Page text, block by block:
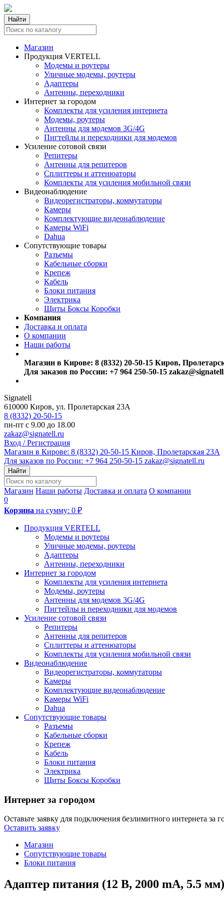
Найти
Магазин
Продукция VERTELL
Модемы и роутеры
Уличные модемы, роутеры
Адаптеры
Антенны, переходники
Интернет за городом
Комплекты для усиления интернета
Модемы, роутеры
Антенны для модемов 3G/4G
Пигтейлы и переходники для модемов
Усиление сотовой связи
Репитеры
Антенны для репитеров
Сплиттеры и аттенюаторы
Комплекты для усиления мобильной связи
Видеонаблюдение
Видеорегистраторы, коммутаторы
Камеры
Комплектующие видеонаблюдение
Камеры WiFi
Dahua
Сопутствующие товары
Разъемы
Кабельные сборки
Крепеж
Кабель
Блоки питания
Электрика
Щиты Боксы Коробки
Компания
Доставка и оплата
О компании
Наши работы
Магазин в Кирове: 8 (8332) 20-50-15 Киров,
Для заказов по России: +7 964 250-50-15
Signatell
610000 Киров, ул. Пролетарская 23А
8 (8332) 20-50-15
пн-пт с 9.00 до 18.00
zakaz@signatell.ru
Вход / Регистрация
Магазин в Кирове: 8 (8332) 20-50-15 Киров, Пролетарская 23А
Для заказов по России: +7 964 250-50-15 zakaz@signatell.ru
Найти
Магазин Наши работы Доставка и оплата О компании
0
Корзина на сумму: 0 ₽
Продукция VERTELL
Модемы и роутеры
Уличные модемы, роутеры
Адаптеры
Антенны, переходники
Интернет за городом
Комплекты для усиления интернета
Модемы, роутеры
Антенны для модемов 3G/4G
Пигтейлы и переходники для модемов
Усиление сотовой связи
Репитеры
Антенны для репитеров
Сплиттеры и аттенюаторы
Комплекты для усиления мобильной связи
Видеонаблюдение
Видеорегистраторы, коммутаторы
Камеры
Комплектующие видеонаблюдение
Камеры WiFi
Dahua
Сопутствующие товары
Разъемы
Кабельные сборки
Крепеж
Кабель
Блоки питания
Электрика
Щиты Боксы Коробки
Интернет за городом
Оставьте заявку для подключения безлимитного интернета за
Оставить заявку
Магазин
Сопутствующие товары
Блоки питания
Адаптер питания (12 B, 2000 mA, 5.5 мм)